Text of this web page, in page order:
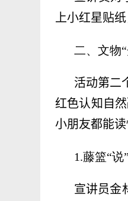
上小红星贴
二、文物
活动第二
红色认知自
小朋友都能
1.藤篮“
宣讲员金